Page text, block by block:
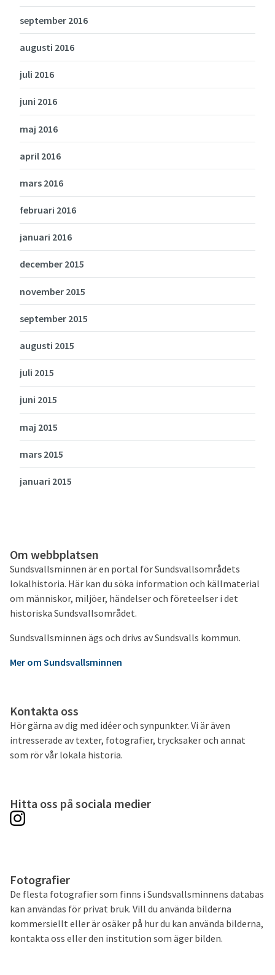
september 2016
augusti 2016
juli 2016
juni 2016
maj 2016
april 2016
mars 2016
februari 2016
januari 2016
december 2015
november 2015
september 2015
augusti 2015
juli 2015
juni 2015
maj 2015
mars 2015
januari 2015
Om webbplatsen
Sundsvallsminnen är en portal för Sundsvallsområdets
lokalhistoria. Här kan du söka information och källmaterial
om människor, miljöer, händelser och företeelser i det
historiska Sundsvallsområdet.
Sundsvallsminnen ägs och drivs av Sundsvalls kommun.
Mer om Sundsvallsminnen
Kontakta oss
Hör gärna av dig med idéer och synpunkter. Vi är även
intresserade av texter, fotografier, trycksaker och annat
som rör vår lokala historia.
Hitta oss på sociala medier
Fotografier
De flesta fotografier som finns i Sundsvallsminnens databas
kan användas för privat bruk. Vill du använda bilderna
kommersiellt eller är osäker på hur du kan använda bilderna,
kontakta oss eller den institution som äger bilden.